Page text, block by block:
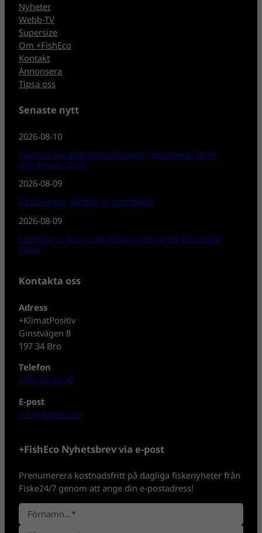
Nyheter
Webb-TV
Supersize
Om +FishEco
Kontakt
Annonsera
Tipsa oss
Senaste nytt
2026-08-10
Svenska Livräddningssällskapet rapporterar färre
drunknade 2026!
2026-08-09
Så påverkas gäddan av sportfiske!
2026-08-09
Laxfiskare i Norge får tillbaka pengarna för inställt
fiske!
Kontakta oss
Adress
+KlimatPositiv
Ginstvägen 8
197 34 Bro
Telefon
0702-08 80 30
E-post
info@fisheco.se
+FishEco Nyhetsbrev via e-post
Prenumerera kostnadsfritt på dagliga fiskenyheter från
Fiske24/7 genom att ange din e-postadress!
N
a
F